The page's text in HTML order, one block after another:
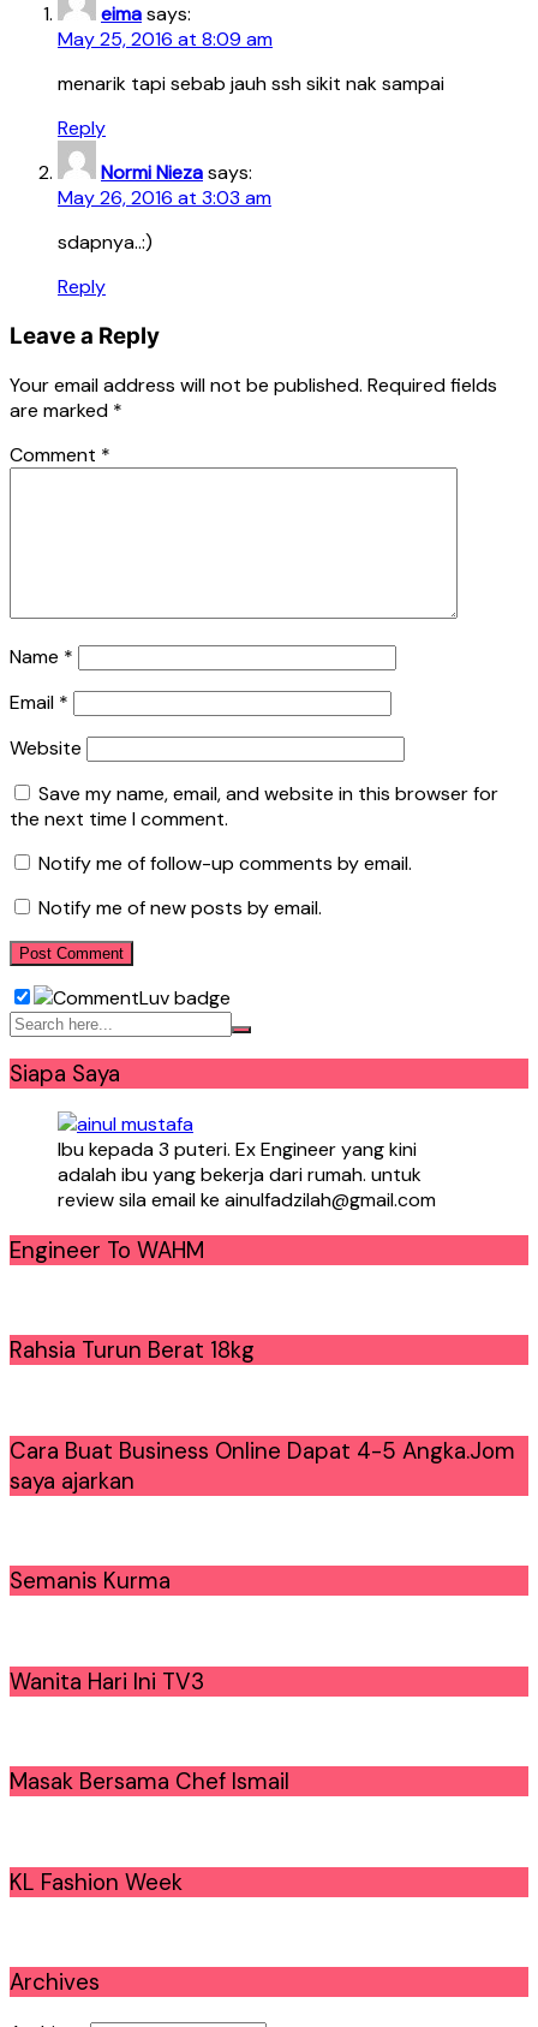
eimasays:
May 25, 2016 at 8:09 am
menarik tapi sebab jauh ssh sikit nak sampai
Reply
Normi Niezasays:
May 26, 2016 at 3:03 am
sdapnya..:)
Reply
Leave a Reply
Your email address will not be published. Required fields
are marked *
Comment *
Name *
Email *
Website
Save my name, email, and website in this browser for
the next time I comment.
Notify me of follow-up comments by email.
Notify me of new posts by email.
Siapa Saya
Ibu kepada 3 puteri. Ex Engineer yang kini
adalah ibu yang bekerja dari rumah. untuk
review sila email ke ainulfadzilah@gmail.com
Engineer To WAHM
Rahsia Turun Berat 18kg
Cara Buat Business Online Dapat 4-5 Angka.Jom
saya ajarkan
Semanis Kurma
Wanita Hari Ini TV3
Masak Bersama Chef Ismail
KL Fashion Week
Archives